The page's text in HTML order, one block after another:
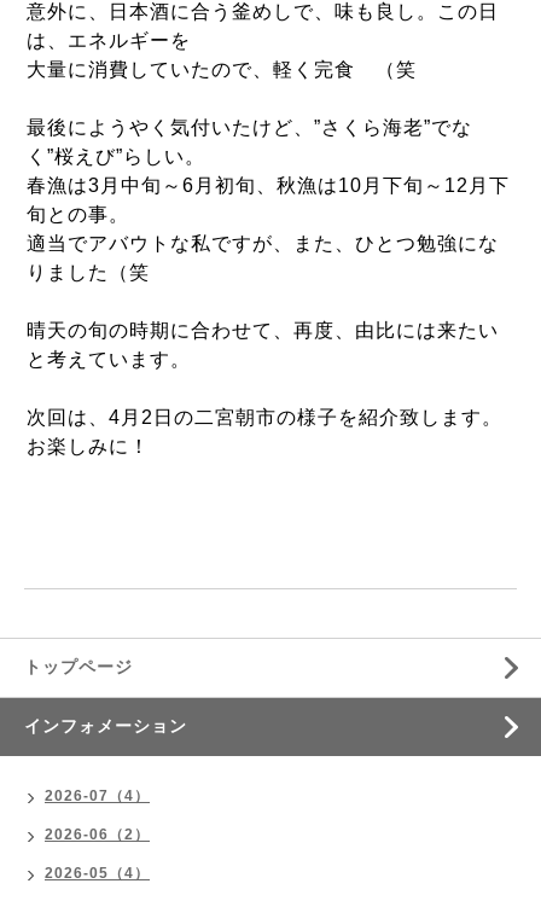
意外に、日本酒に合う釜めしで、味も良し。この日
は、エネルギーを
大量に消費していたので、軽く完食 （笑
最後にようやく気付いたけど、”さくら海老”でな
く”桜えび”らしい。
春漁は3月中旬～6月初旬、秋漁は10月下旬～12月下
旬との事。
適当でアバウトな私ですが、また、ひとつ勉強にな
りました（笑
晴天の旬の時期に合わせて、再度、由比には来たい
と考えています。
次回は、4月2日の二宮朝市の様子を紹介致します。
お楽しみに！
トップページ
インフォメーション
2026-07（4）
2026-06（2）
2026-05（4）